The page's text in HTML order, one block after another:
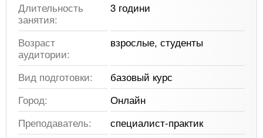
Длительность
занятия:
3 години
Возраст
аудитории:
взрослые, студенты
Вид подготовки:
базовый курс
Город:
Онлайн
Преподаватель:
специалист-практик